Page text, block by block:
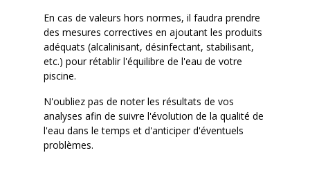
En cas de valeurs hors normes, il faudra prendre
des mesures correctives en ajoutant les produits
adéquats (alcalinisant, désinfectant, stabilisant,
etc.) pour rétablir l'équilibre de l'eau de votre
piscine.
N'oubliez pas de noter les résultats de vos
analyses afin de suivre l'évolution de la qualité de
l'eau dans le temps et d'anticiper d'éventuels
problèmes.